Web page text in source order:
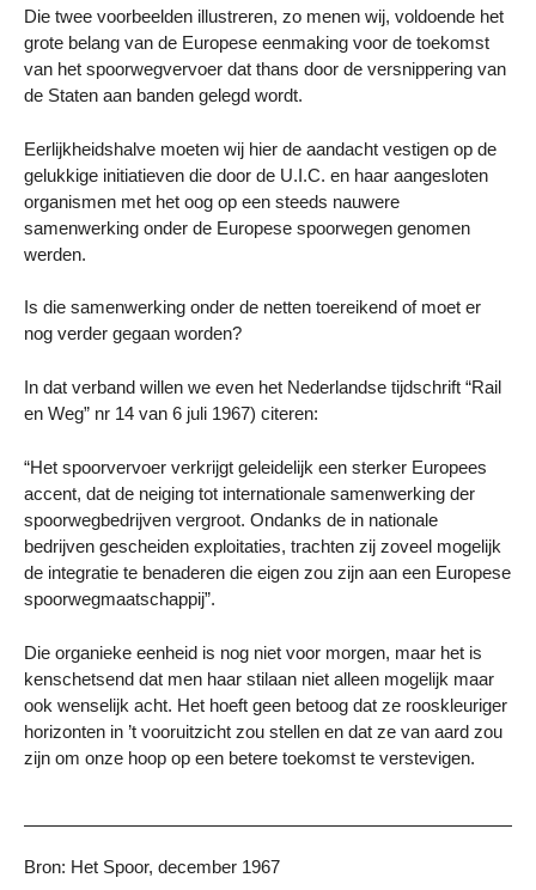
Die twee voorbeelden illustreren, zo menen wij, voldoende het
grote belang van de Europese eenmaking voor de toekomst
van het spoorwegvervoer dat thans door de versnippering van
de Staten aan banden gelegd wordt.
Eerlijkheidshalve moeten wij hier de aandacht vestigen op de
gelukkige initiatieven die door de U.I.C. en haar aangesloten
organismen met het oog op een steeds nauwere
samenwerking onder de Europese spoorwegen genomen
werden.
Is die samenwerking onder de netten toereikend of moet er
nog verder gegaan worden?
In dat verband willen we even het Nederlandse tijdschrift “Rail
en Weg” nr 14 van 6 juli 1967) citeren:
“Het spoorvervoer verkrijgt geleidelijk een sterker Europees
accent, dat de neiging tot internationale samenwerking der
spoorwegbedrijven vergroot. Ondanks de in nationale
bedrijven gescheiden exploitaties, trachten zij zoveel mogelijk
de integratie te benaderen die eigen zou zijn aan een Europese
spoorwegmaatschappij”.
Die organieke eenheid is nog niet voor morgen, maar het is
kenschetsend dat men haar stilaan niet alleen mogelijk maar
ook wenselijk acht. Het hoeft geen betoog dat ze rooskleuriger
horizonten in ’t vooruitzicht zou stellen en dat ze van aard zou
zijn om onze hoop op een betere toekomst te verstevigen.
Bron: Het Spoor, december 1967